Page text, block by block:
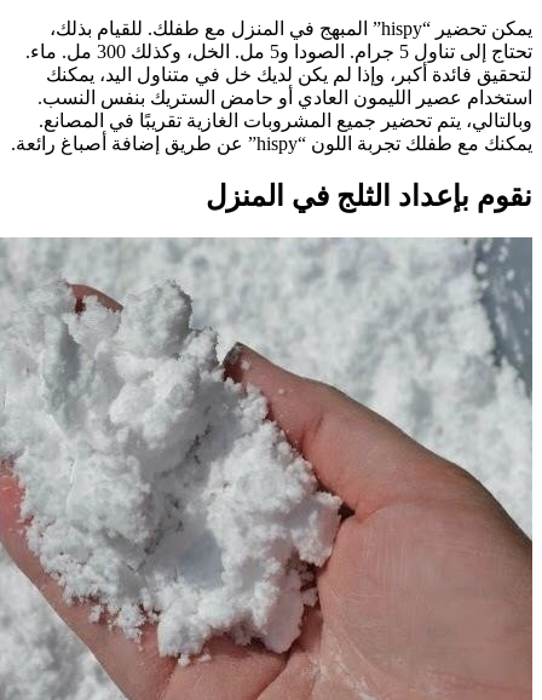
يمكن تحضير “hispy” المبهج في المنزل مع طفلك. للقيام بذلك،
تحتاج إلى تناول 5 جرام. الصودا و5 مل. الخل، وكذلك 300 مل. ماء.
لتحقيق فائدة أكبر، وإذا لم يكن لديك خل في متناول اليد، يمكنك
استخدام عصير الليمون العادي أو حامض الستريك بنفس النسب.
وبالتالي، يتم تحضير جميع المشروبات الغازية تقريبًا في المصانع.
يمكنك مع طفلك تجربة اللون “hispy” عن طريق إضافة أصباغ رائعة.
نقوم بإعداد الثلج في المنزل